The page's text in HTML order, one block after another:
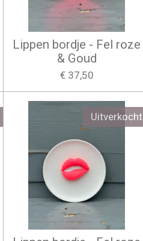
Lippen bordje - Fel roze
& Goud
€ 37,50
Uitverkocht